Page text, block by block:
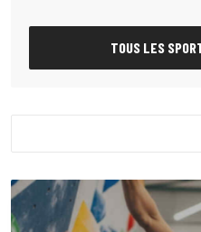
TOUS LES